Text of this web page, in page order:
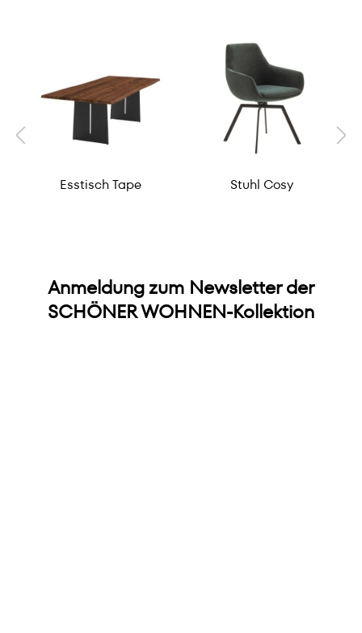
Esstisch Tape Stuhl Cosy
Anmeldung zum Newsletter der
SCHÖNER WOHNEN-Kollektion